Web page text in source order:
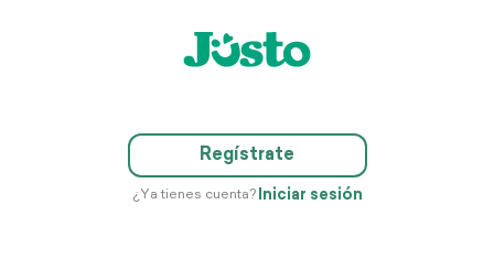
Regístrate
¿Ya tienes cuenta? Iniciar sesión